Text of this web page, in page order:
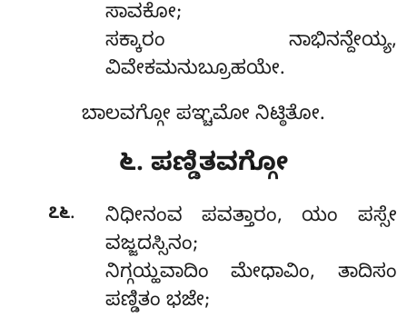
ಸಾವಕೋ;
ಸಕ್ಕಾರಂ ನಾಭಿನನ್ದೇಯ್ಯ,
ವಿವೇಕಮನುಬ್ರೂಹಯೇ.
ಬಾಲವಗ್ಗೋ ಪಞ್ಚಮೋ ನಿಟ್ಠಿತೋ.
೬. ಪಣ್ಡಿತವಗ್ಗೋ
೭೬. ನಿಧೀನಂವಪವತ್ತಾರಂ, ಯಂ ಪಸ್ಸೇ
ವಜ್ಜದಸ್ಸಿನಂ;
ನಿಗ್ಗಯ್ಹವಾದಿಂ ಮೇಧಾವಿಂ, ತಾದಿಸಂ
ಪಣ್ಡಿತಂ ಭಜೇ;